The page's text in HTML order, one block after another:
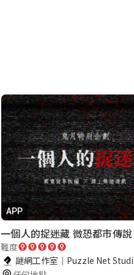
APP
一個人的捉迷藏 微恐都市傳說
難度
謎網工作室｜Puzzle Net